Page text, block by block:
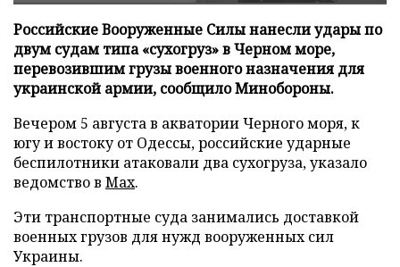
Российские Вооруженные Силы нанесли удары по
двум судам типа «сухогруз» в Черном море,
перевозившим грузы военного назначения для
украинской армии, сообщило Минобороны.
Вечером 5 августа в акватории Черного моря, к
югу и востоку от Одессы, российские ударные
беспилотники атаковали два сухогруза, указало
ведомство в Max.
Эти транспортные суда занимались доставкой
военных грузов для нужд вооруженных сил
Украины.